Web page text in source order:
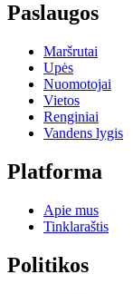
Paslaugos
Maršrutai
Upės
Nuomotojai
Vietos
Renginiai
Vandens lygis
Platforma
Apie mus
Tinklaraštis
Politikos